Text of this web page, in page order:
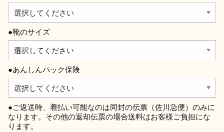
●靴のサイズ
●あんしんパック保険
●ご返送時、着払い可能なのは同封の伝票（佐川急便）のみに
なります。その他の返却伝票の場合送料はお客様ご負担にな
ります。